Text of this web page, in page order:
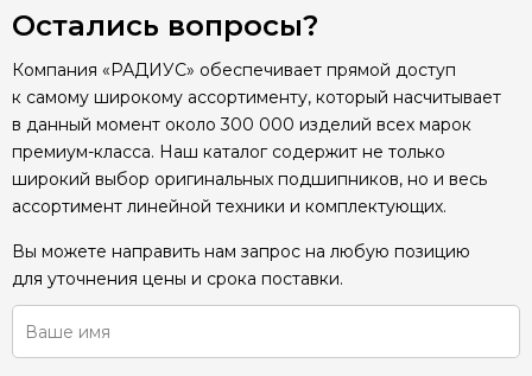
Остались вопросы?
Компания «РАДИУС» обеспечивает прямой доступ
к самому широкому ассортименту, который насчитывает
в данный момент около 300 000 изделий всех марок
премиум-класса. Наш каталог содержит не только
широкий выбор оригинальных подшипников, но и весь
ассортимент линейной техники и комплектующих.
Вы можете направить нам запрос на любую позицию
для уточнения цены и срока поставки.